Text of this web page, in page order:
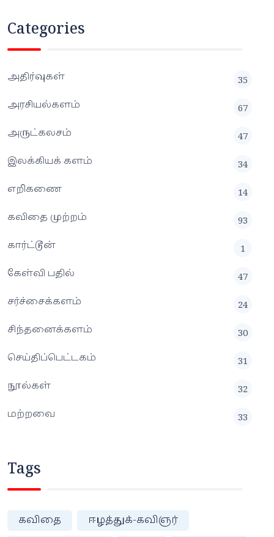
Categories
அதிர்வுகள்
35
அரசியல்களம்
67
அருட்கலசம்
47
இலக்கியக் களம்
34
எறிகணை
14
கவிதை முற்றம்
93
கார்ட்டூன்
1
கேள்வி பதில்
47
சர்ச்சைக்களம்
24
சிந்தனைக்களம்
30
செய்திப்பெட்டகம்
31
நூல்கள்
32
மற்றவை
33
Tags
கவிதை
ஈழத்துக்-கவிஞர்